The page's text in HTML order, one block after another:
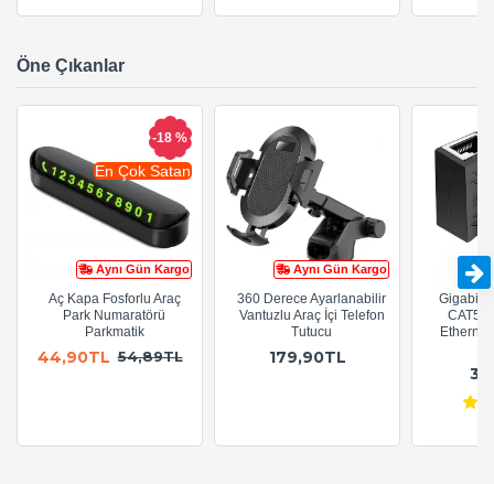
Öne Çıkanlar
Aynı Gün Kargo
En Çok Satan
-18 %
Aç Kapa Fosforlu Araç
Park Numaratörü
Parkmatik
44,90TL 54,89TL
Aynı Gün Kargo
360 Derece Ayarlanabilir
Vantuzlu Araç İçi Telefon
Tutucu
179,90TL
Gigabit
CAT5e